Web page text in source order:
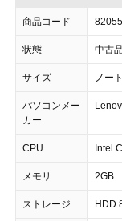
商品コード 82055
状態 中古
サイズ ノー
パソコンメー
カー
CPU Intel
メモリ 2GB
ストレージ HDD